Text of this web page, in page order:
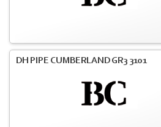
DH PIPE CUMBERLAND GR3 3101